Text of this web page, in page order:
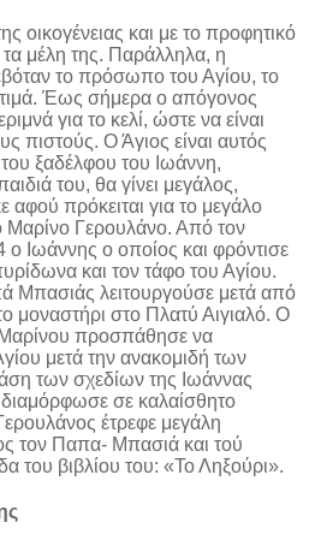
οικογένειας και με το προφητικό
μέλη της. Παράλληλα, η
το πρόσωπο του Αγίου, το
τιμά. Έως σήμερα ο απόγονος
για το κελί, ώστε να είναι
πιστούς. Ο Άγιος είναι αυτός
ξαδέλφου του Ιωάννη,
του, θα γίνει μεγάλος,
πρόκειται για το μεγάλο
Μαρίνο Γερουλάνο. Από τον
Ιωάννης ο οποίος και φρόντισε
και τον τάφο του Αγίου.
Μπασιάς λειτουργούσε μετά από
μοναστήρι στο Πλατύ Αιγιαλό. Ο
προσπάθησε να
μετά την ανακομιδή των
των σχεδίων της Ιωάννας
σε καλαίσθητο
έτρεφε μεγάλη
τον Παπα- Μπασιά και τού
του βιβλίου του: «Το Ληξούρι».